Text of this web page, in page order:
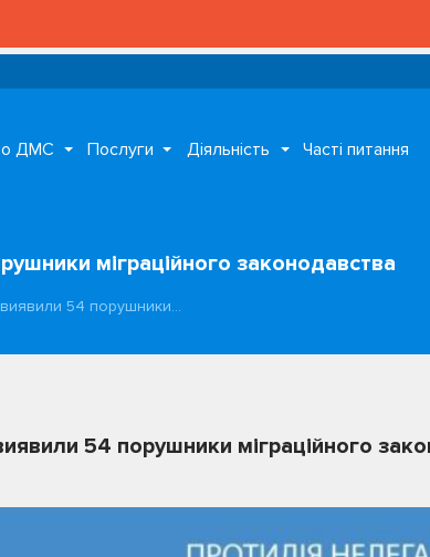
ДМС Послуги Діяльність Часті питання
міграційного законодавства
54 порушники…
54 порушники міграційного